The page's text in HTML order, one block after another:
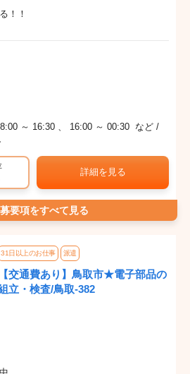
！！
～ 16:30 、 16:00 ～ 00:30 など /
詳細を見る
要項をすべて見る
31日以上のお仕事 派遣
【交通費あり】鳥取市★電子部品の
立・検査/鳥取-382